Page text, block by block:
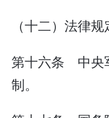
（十二）法律
第十六条 中央
制。